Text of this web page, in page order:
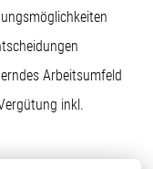
Arbeitsumfeld
inkl.